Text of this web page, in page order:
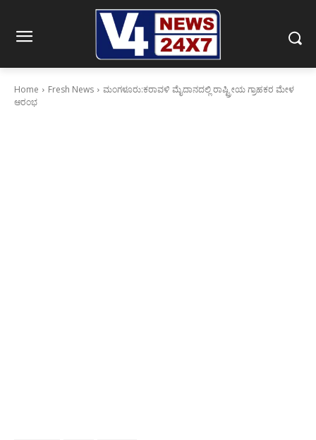
Home Fresh News
ಮಂಗಳೂರು:ಕರಾವಳಿ ಮೈದಾನದಲ್ಲಿ ರಾಷ್ಟ್ರೀಯ ಗ್ರಾಹಕರ ಮೇಳ
ಆರಂಭ